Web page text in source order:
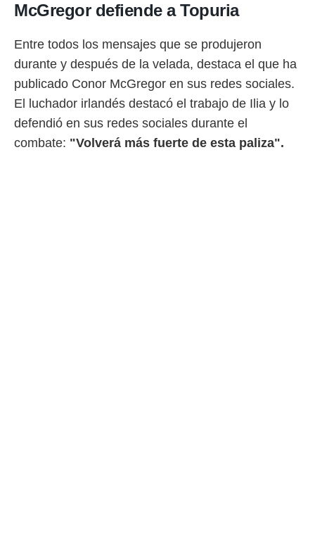
McGregor defiende a Topuria
Entre todos los mensajes que se produjeron
durante y después de la velada, destaca el que ha
publicado Conor McGregor en sus redes sociales.
El luchador irlandés destacó el trabajo de Ilia y lo
defendió en sus redes sociales durante el
combate: "Volverá más fuerte de esta paliza".